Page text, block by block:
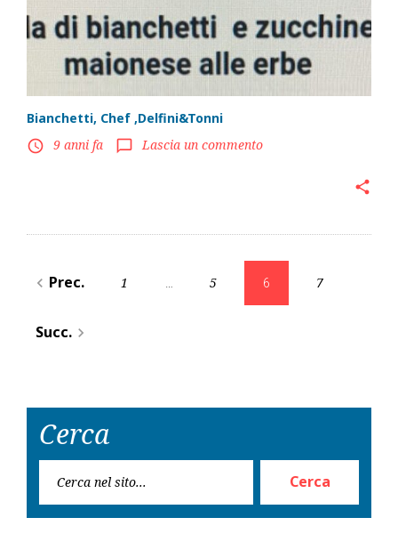
Bianchetti, Chef ,Delfini&Tonni
access_time 9 anni fa chat_bubble_outline Lascia un commento
share
Navigazione
navigate_before Prec. 1 5 6 7
Succ. navigate_next
Cerca
Cerca